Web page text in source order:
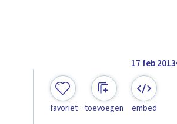
17 feb 2013
favoriet toevoegen embed